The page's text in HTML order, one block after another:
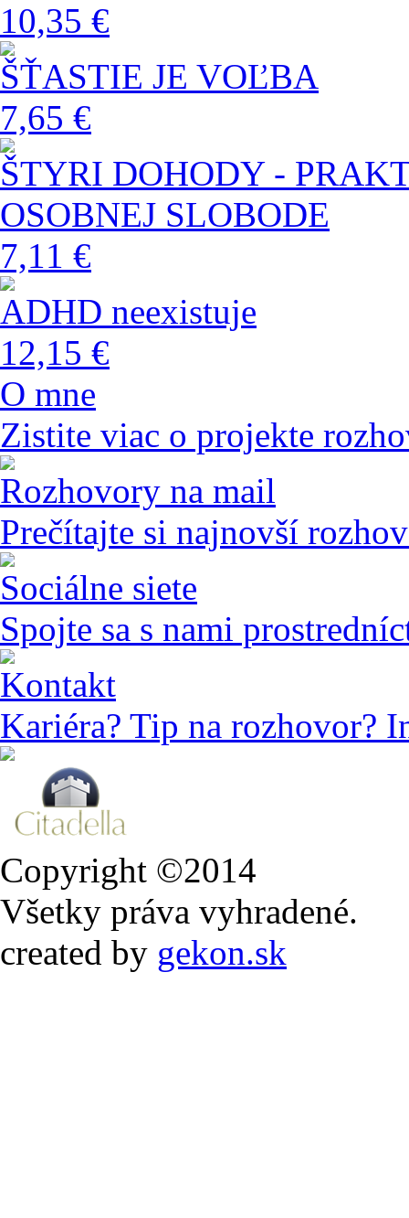
10,35 €
ŠŤASTIE JE VOĽBA
7,65 €
ŠTYRI DOHODY -
OSOBNEJ SLOBODE
7,11 €
ADHD neexistuje
12,15 €
O mne
Zistite viac o projekte
Rozhovory na mail
Prečítajte si najnovší
Sociálne siete
Spojte sa s nami
Kontakt
Kariéra? Tip na rozhovor?
Copyright ©2014
Všetky práva vyhradené.
created by gekon.sk